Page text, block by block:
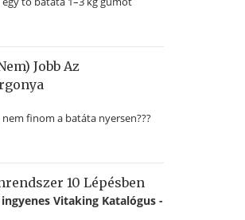
Jobb Az
finom a batáta nyersen???
10 Lépésben
Vitaking Katalógus -